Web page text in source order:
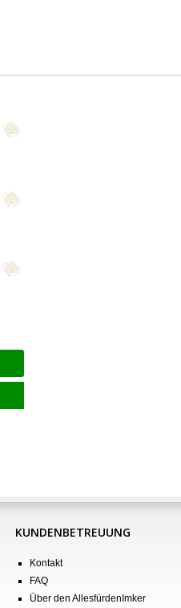
KUNDENBETREUUNG
Kontakt
FAQ
Über den AllesfürdenImker